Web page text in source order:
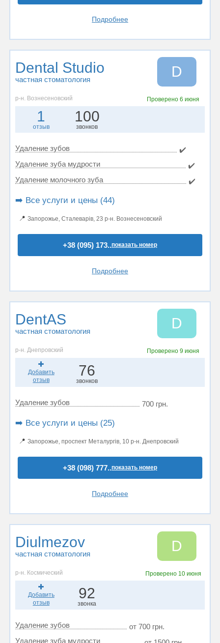
Подробнее
Dental Studio
частная стоматология D
р-н. Вознесеновский Проверено6 июня
1
отзыв
100
звонков
Удаление зубов
✔️
Удаление зуба мудрости
✔️
Удаление молочного зуба
✔️
➡️ Все услуги и цены (44)
📍 Запорожье, Сталеварів, 23 р-н. Вознесеновский
+38 (095) 173..показать номер
Подробнее
DentAS
частная стоматология D
р-н. Днепровский Проверено9 июня
Добавить
отзыв
76
звонков
Удаление зубов 700 грн.
➡️ Все услуги и цены (25)
📍 Запорожье, проспект Металургів, 10 р-н. Днепровский
+38 (098) 777..показать номер
Подробнее
Diulmezov
частная стоматология D
р-н. Космический Проверено 10 июня
Добавить
отзыв
92
звонка
Удаление зубов
от 700 грн.
Удаление зуба мудрости